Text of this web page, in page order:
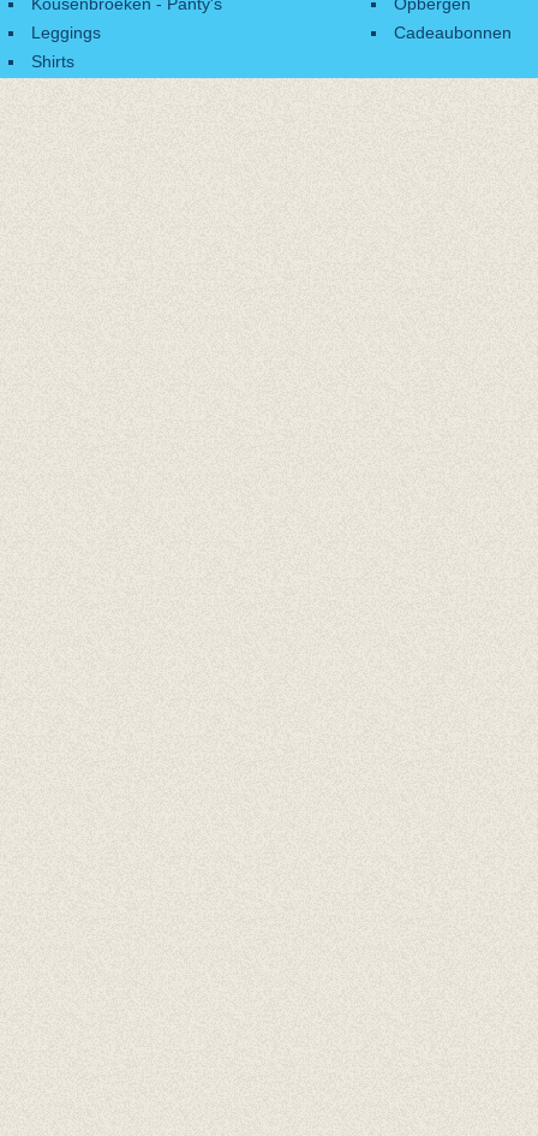
Leggings
Shirts
Cadeaubonnen